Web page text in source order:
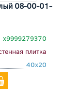
08-00-01-
х9999279370
плитка
40x20